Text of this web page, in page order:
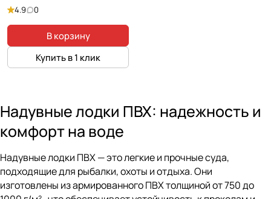
4.9 0
В корзину
Купить в 1 клик
Надувные лодки ПВХ: надежность и
комфорт на воде
Надувные лодки ПВХ — это легкие и прочные суда,
подходящие для рыбалки, охоты и отдыха. Они
изготовлены из армированного ПВХ толщиной от 750 до